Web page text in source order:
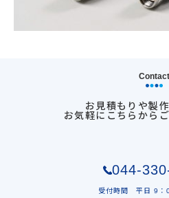
Contact
お見積もりや製
お気軽にこちらから
044-
受付時間 平日 9：